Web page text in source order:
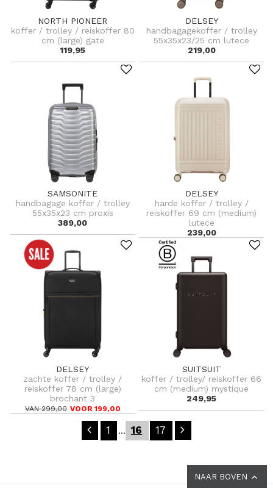
NORTH PIONEER
koffer / trolley / reiskoffer 80
cm (large) gate
119,95
DELSEY
handbagagekoffer / trolley
55x35x23/25 cm lutece
219,00
SAMSONITE
handbagage koffer / trolley
55x35x23 cm proxis
389,00
DELSEY
harde koffer / trolley /
reiskoffer 69 cm (medium)
lutece
239,00
DELSEY
zachte koffer / trolley /
reiskoffer 78 cm (large)
brochant 3
VAN 299,00 VOOR 199,00
SUITSUIT
koffer / trolley/ reiskoffer 66
cm (medium) mystique
249,95
1 ... 16 17
NAAR BOVEN